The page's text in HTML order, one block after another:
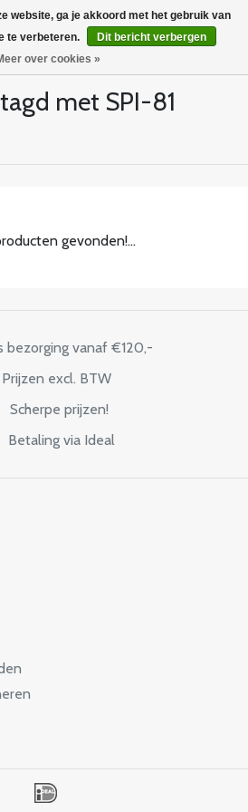
met SPI-81
gevonden!...
bezorging vanaf €120,-
Prijzen excl. BTW
Scherpe prijzen!
Betaling via Ideal
website, ga je akkoord met het gebruik van
te verbeteren.
Dit bericht verbergen
over cookies »